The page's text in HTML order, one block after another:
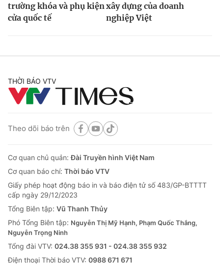
trường khóa và phụ kiện
cửa quốc tế
xây dựng của doanh
nghiệp Việt
THỜI BÁO VTV
Theo dõi báo trên
Cơ quan chủ quản:Đài Truyền hình Việt Nam
Cơ quan báo chí: Thời báo VTV
Giấy phép hoạt động báo in và báo điện tử số 483/GP-BTTTT
cấp ngày 29/12/2023
Tổng Biên tập: Vũ Thanh Thủy
Phó Tổng Biên tập: Nguyễn Thị Mỹ Hạnh, Phạm Quốc Thắng,
Nguyễn Trọng Ninh
Tổng đài VTV: 024.38 355 931 - 024.38 355 932
Ðiện thoại Thời báo VTV: 0988 671 671